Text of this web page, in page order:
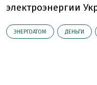
электроэнергии
ЭНЕРГОАТОМ ДЕНЬГИ